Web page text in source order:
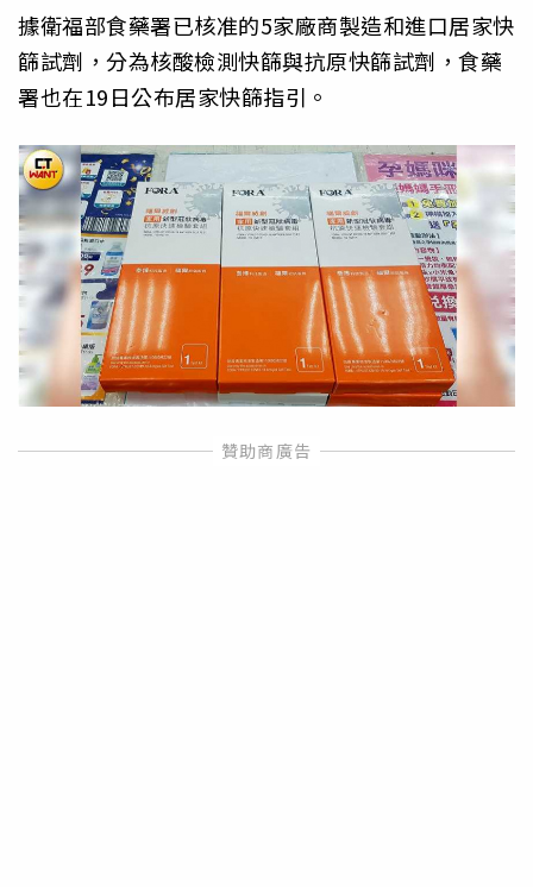
據衛福部食藥署已核准的5家廠商製造和進口居家快
篩試劑，分為核酸檢測快篩與抗原快篩試劑，食藥
署也在19日公布居家快篩指引。